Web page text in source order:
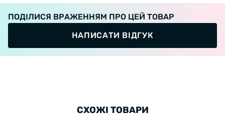
ПОДІЛИСЯ ВРАЖЕННЯМ ПРО ЦЕЙ ТОВАР
НАПИСАТИ ВІДГУК
СХОЖІ ТОВАРИ